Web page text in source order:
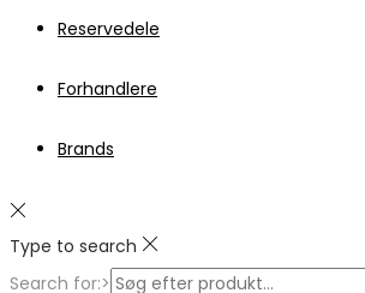
Reservedele
Forhandlere
Brands
Type to search
Search for:>